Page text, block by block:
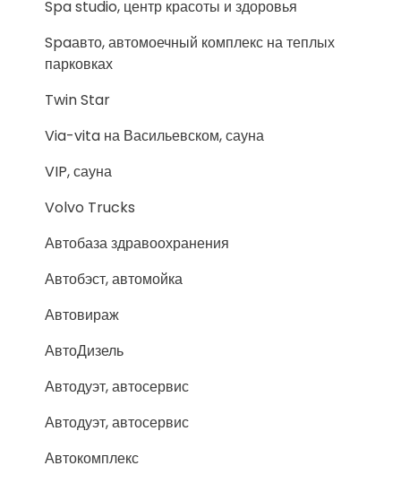
Spa studio, центр красоты и здоровья
Spaавто, автомоечный комплекс на теплых
парковках
Twin Star
Via-vita на Васильевском, сауна
VIP, сауна
Volvo Trucks
Автобаза здравоохранения
Автобэст, автомойка
Автовираж
АвтоДизель
Автодуэт, автосервис
Автодуэт, автосервис
Автокомплекс